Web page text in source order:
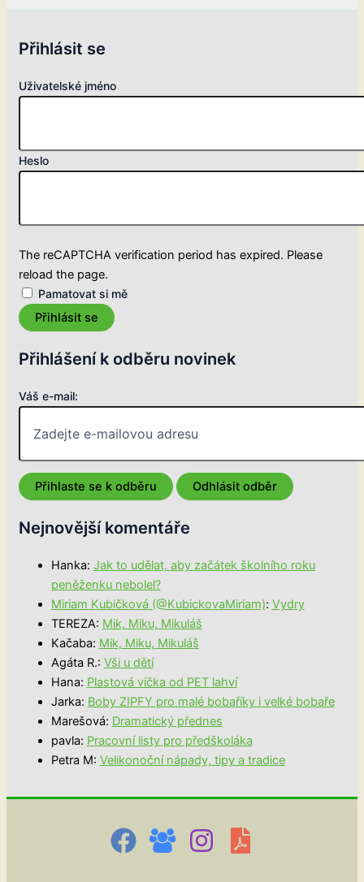
Přihlásit se
Uživatelské jméno
Heslo
The reCAPTCHA verification period has expired. Please
reload the page.
Pamatovat si mě
Přihlásit se
Přihlášení k odběru novinek
Váš e-mail:
Nejnovější komentáře
Hanka: Jak to udělat, aby začátek školního roku
peněženku nebolel?
Miriam Kubičková (@KubickovaMiriam): Vydry
TEREZA: Mik, Miku, Mikuláš
Kačaba: Mik, Miku, Mikuláš
Agáta R.: Vši u dětí
Hana: Plastová víčka od PET lahví
Jarka: Boby ZIPFY pro malé bobaříky i velké bobaře
Marešová: Dramatický přednes
pavla: Pracovní listy pro předškoláka
Petra M: Velikonoční nápady, tipy a tradice